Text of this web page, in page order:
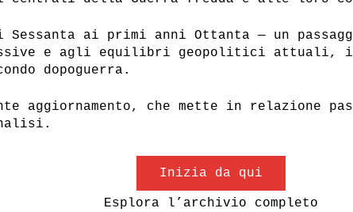
ai primi anni Ottanta — un
e agli equilibri geopolitici attuali,
dopoguerra.
aggiornamento, che mette in relazione
Inizia da qui
Esplora l’archivio completo